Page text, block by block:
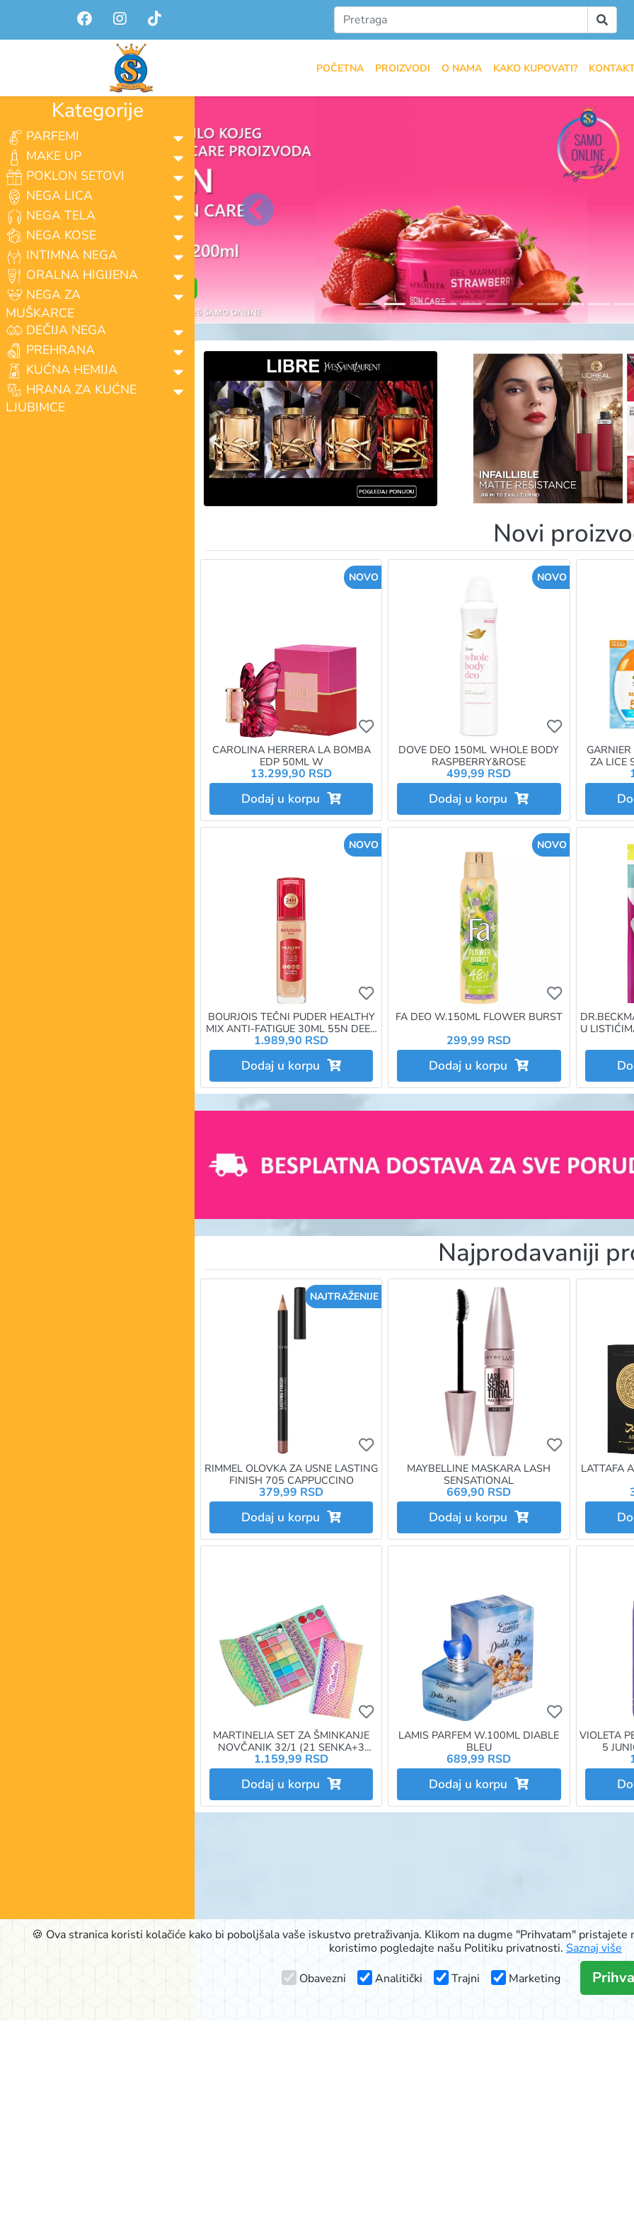
POČETNA PROIZVODI O NAMA KAKO KUPOVATI?
Kategorije
PARFEMI
MAKE UP
POKLON SETOVI
NEGA LICA
NEGA TELA
NEGA KOSE
INTIMNA NEGA
ORALNA HIGIJENA
NEGA ZA
MUŠKARCE
DEČIJA NEGA
PREHRANA
KUĆNA HEMIJA
HRANA ZA KUĆNE
LJUBIMCE
general.previous
Novi
Ukoliko želite da dodate proizvod u omiljene
CAROLINA HERRERA LA BOMBA
EDP 50ML W
NOVO
13.299,90 RSD
Dodaj u korpu
Ukoliko
DOVE DEO 150ML WHOLE BODY
RASPBERRY&ROSE
NOVO
499,99 RSD
Dodaj u korpu
ZA LICE
Ukoliko želite da dodate proizvod u omiljene
BOURJOIS TEČNI PUDER HEALTHY
MIX ANTI-FATIGUE 30ML 55N DEEP
BEIGE
NOVO
1.989,90 RSD
Dodaj u korpu
Ukoliko
FA DEO W.150ML FLOWER BURST
NOVO
299,99 RSD
Dodaj u korpu
U
Najprodavaniji
Ukoliko želite da dodate proizvod u omiljene
RIMMEL OLOVKA ZA USNE LASTING
FINISH 705 CAPPUCCINO
NAJTRAŽENIJE
379,99 RSD
Dodaj u korpu
Ukoliko
MAYBELLINE MASKARA LASH
SENSATIONAL
669,90 RSD
Dodaj u korpu
LATTAFA
Ukoliko želite da dodate proizvod u omiljene
MARTINELIA SET ZA ŠMINKANJE
NOVČANIK 32/1 (21 SENKA+3
SJAJA+5 RUMENILA+2
APLIKATORA+OGLEDALO)
1.159,99 RSD
Dodaj u korpu
Ukoliko
LAMIS PARFEM W.100ML DIABLE
BLEU
689,99 RSD
Dodaj u korpu
VIOLETA
5
🍪 Ova stranica koristi kolačiće kako bi poboljšala vaše iskustvo pretraživanja. Klikom na dugme "Prihvatam"
koristimo pogledajte našu Politiku privatnosti. Saznaj više
Obavezni
Analitički Trajni Marketing